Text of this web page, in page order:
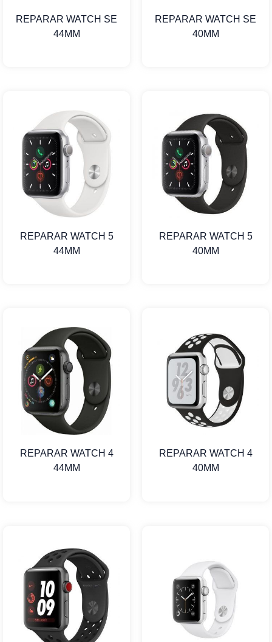
REPARAR WATCH SE
44MM
REPARAR WATCH SE
40MM
REPARAR WATCH 5
44MM
REPARAR WATCH 5
40MM
REPARAR WATCH 4
44MM
REPARAR WATCH 4
40MM